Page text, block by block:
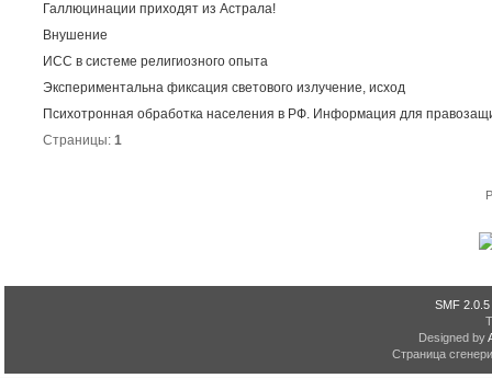
Галлюцинации приходят из Астрала!
Внушение
ИСС в системе религиозного опыта
Экспериментальна фиксация светового излучение, исход
Психотронная обработка населения в РФ. Информация для
Страницы: 1
SMF 2.0.5
Designed by
Страница